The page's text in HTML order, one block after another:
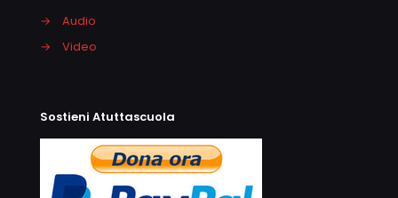
→
Audio
→
Video
Sostieni Atuttascuola